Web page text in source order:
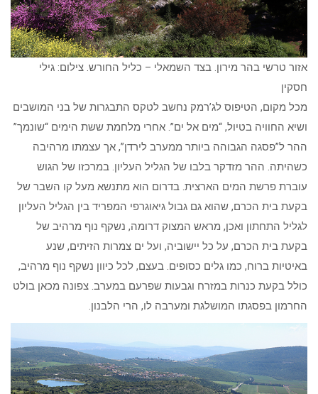
אזור טרשי בהר מירון. בצד השמאלי – כליל החורש. צילום: גילי
חסקין
מכל מקום, הטיפוס לג’רמק נחשב לטקס התבגרות של בני המושבים
ושיא החוויה בטיול, “מים אל ים”. אחרי מלחמת ששת הימים “שונמך”
ההר ל”פסגה הגבוהה ביותר ממערב לירדן”, אך עצמתו מרהיבה
כשהיתה. ההר מזדקר בלבו של הגליל העליון. במרכזו של הגוש
עוברת פרשת המים הארצית. בדרום הוא מתנשא מעל קו השבר של
בקעת בית הכרם, שהוא גם גבול גיאוגרפי המפריד בין הגליל העליון
לגליל התחתון ואכן, מראש המצוק דרומה, נשקף נוף מרהיב של
בקעת בית הכרם, על כל יישוביה, ועל ים צמרות הזיתים, שנע
באיטיות ברוח, כמו גלים כסופים. בעצם, לכל כיוון נשקף נוף מרהיב,
כולל בקעת כנרות במזרח וגבעות שפרעם במערב. צפונה מכאן בולט
החרמון בפסגתו המושלגת ומערבה לו, הרי הלבנון.